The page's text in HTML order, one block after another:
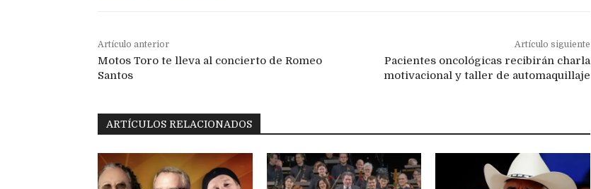
Artículo anterior
Motos Toro te lleva al concierto de Romeo
Santos
Artículo siguiente
Pacientes oncológicas recibirán charla
motivacional y taller de automaquillaje
ARTÍCULOS RELACIONADOS